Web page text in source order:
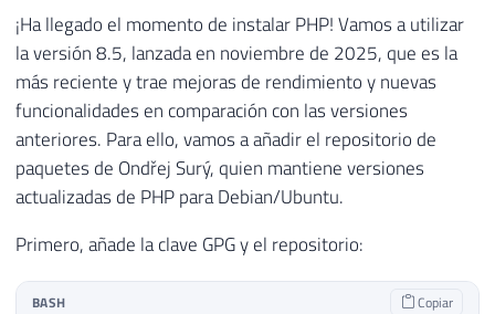
¡Ha llegado el momento de instalar PHP! Vamos a utilizar
la versión 8.5, lanzada en noviembre de 2025, que es la
más reciente y trae mejoras de rendimiento y nuevas
funcionalidades en comparación con las versiones
anteriores. Para ello, vamos a añadir el repositorio de
paquetes de Ondřej Surý, quien mantiene versiones
actualizadas de PHP para Debian/Ubuntu.
Primero, añade la clave GPG y el repositorio:
BASH Copiar